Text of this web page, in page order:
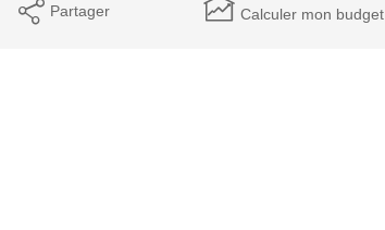
Partager Calculer mon budget